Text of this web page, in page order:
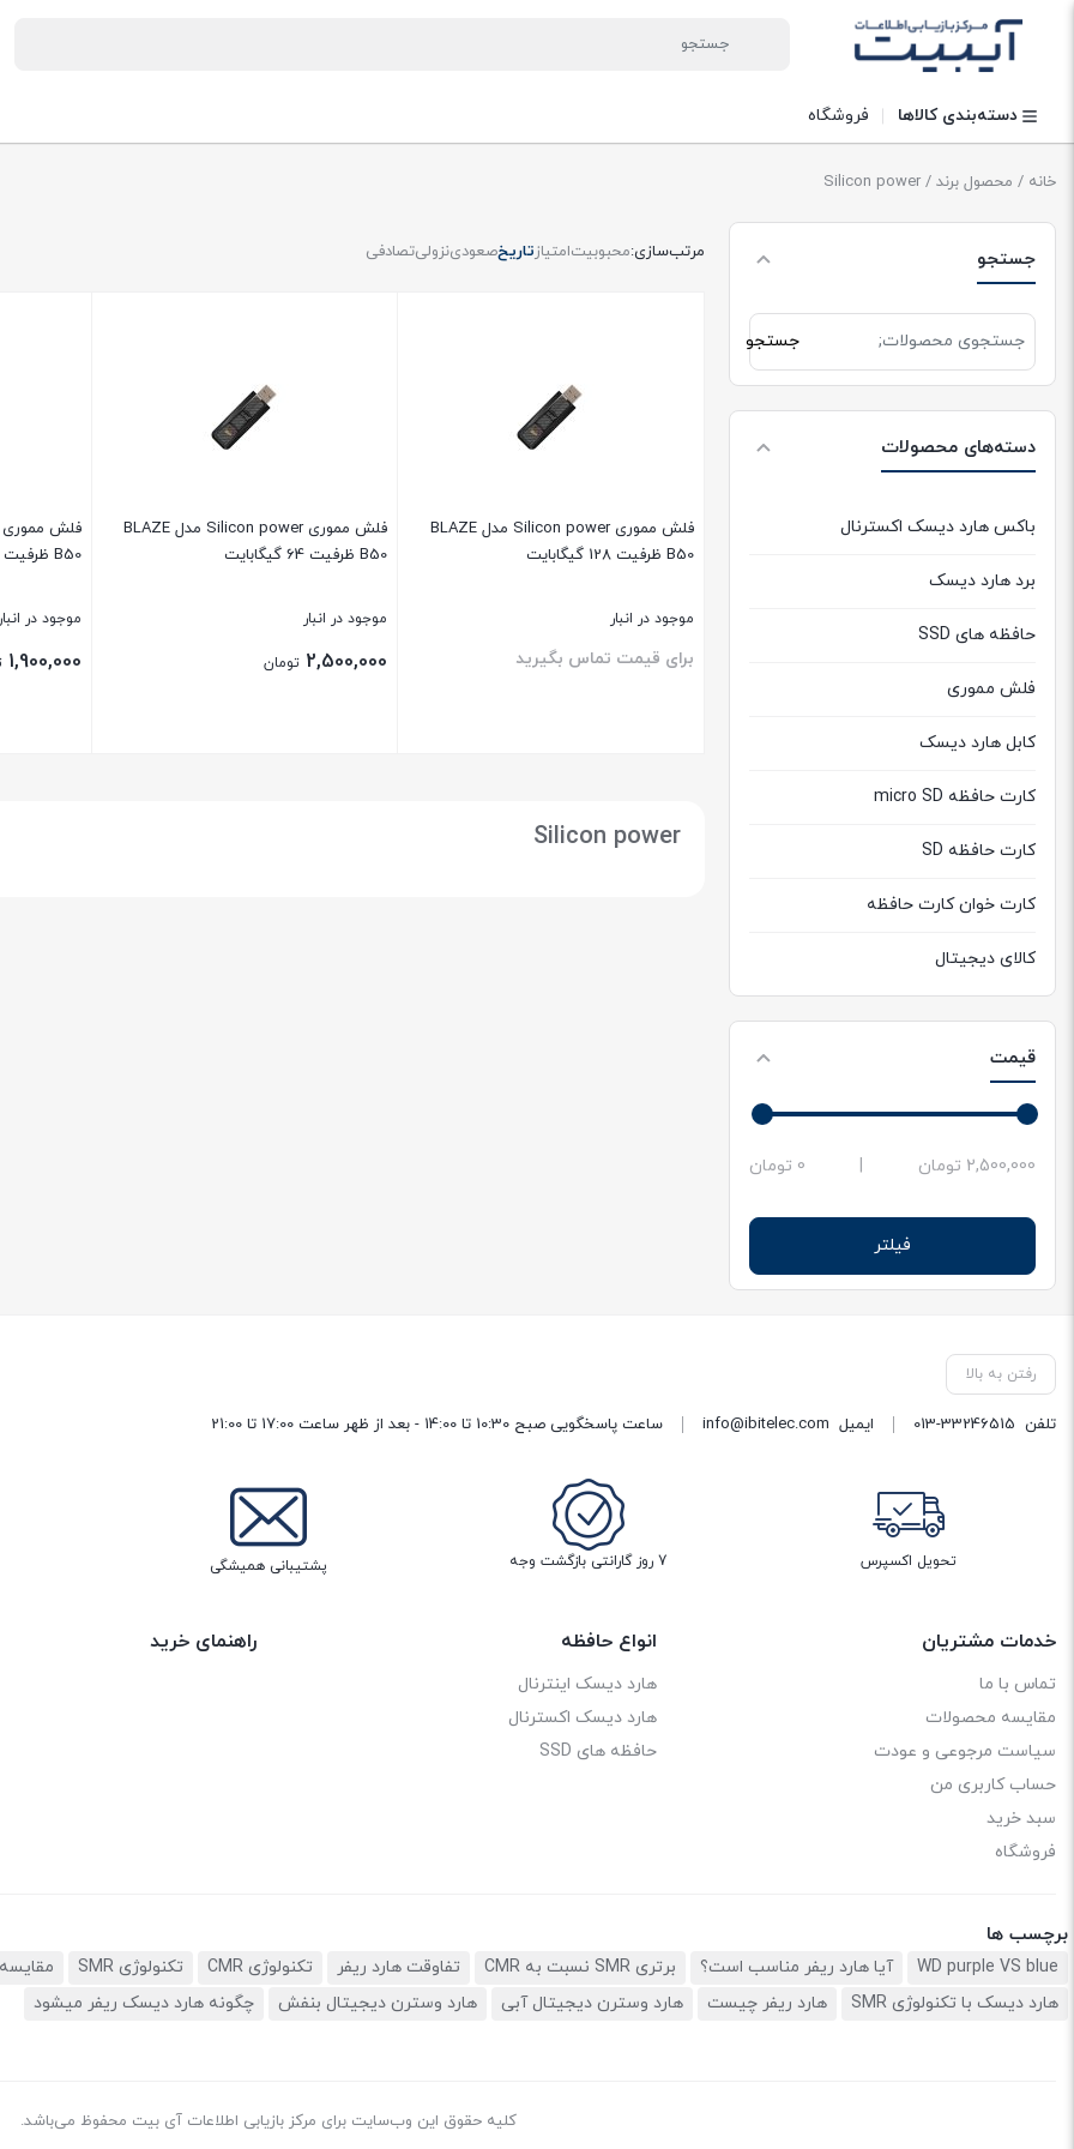
دسته‌بندی کالاها فروشگاه
خانه / محصول برند / Silicon power
جستجو
برای:
جستجو
دسته‌های محصولات
باکس هارد دیسک اکسترنال
برد هارد دیسک
حافظه های SSD
فلش مموری
کابل هارد دیسک
کارت حافظه micro SD
کارت حافظه SD
کارت خوان کارت حافظه
کالای دیجیتال
هارد دیسک اینترنال
قیمت
حداقل
حداکثر
0 تومان 2,500,000 تومان
فیلتر
مرتب‌سازی:محبوبیتامتیازتاریخصعودینزولیتصادفی
فلش مموری Silicon power مدل BLAZE
B50 ظرفیت 128 گیگابایت
موجود در انبار
برای قیمت تماس بگیرید
فلش مموری Silicon power مدل BLAZE
B50 ظرفیت 64 گیگابایت
موجود در انبار
2,500,000 تومان
B50 ظرفیت 32 گیگابایت
موجود در
1,900,000
Silicon power
رفتن به بالا
تلفن 013-33246515 ایمیل info@ibitelec.com ساعت پاسخگویی صبح 10:30 تا 14:00 - بعد از ظهر ساعت 17:00 تا 21:00
تحویل اکسپرس 7 روز گارانتی بازگشت وجه پشتیبانی همیشگی
خدمات مشتریان
تماس با ما
مقایسه محصولات
سیاست مرجوعی و عودت
حساب کاربری من
سبد خرید
فروشگاه
انواع حافظه
هارد دیسک اینترنال
هارد دیسک اکسترنال
حافظه های SSD
راهنمای خرید
برچسب ها
WD purple VS blue آیا هارد ریفر مناسب است؟ برتری SMR نسبت به CMR تفاوقت هارد ریفر تکنولوژی CMR تکنولوژی SMR
هارد دیسک با تکنولوژی SMR
هارد ریفر چیست هارد وسترن دیجیتال آبی هارد وسترن دیجیتال بنفش چگونه هارد دیسک ریفر میشود
کلیه حقوق این وب‌سایت برای مرکز بازیابی اطلاعات آی بیت محفوظ می‌باشد.